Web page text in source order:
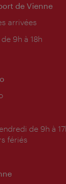
de Vienne
arrivées
9h à 18h
de 9h à
fériés